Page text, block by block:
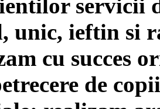
servicii
unic, ieftin si
cu succes
de